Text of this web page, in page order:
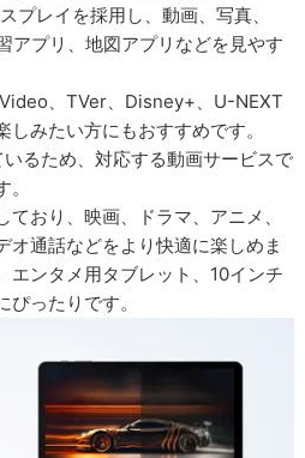
プレイを採用し、動画、写真、
アプリ、地図アプリなどを見やす
、TVer、Disney+、U-NEXT
みたい方にもおすすめです。
るため、対応する動画サービスで
おり、映画、ドラマ、アニメ、
オ通話などをより快適に楽しめま
エンタメ用タブレット、10インチ
ったりです。